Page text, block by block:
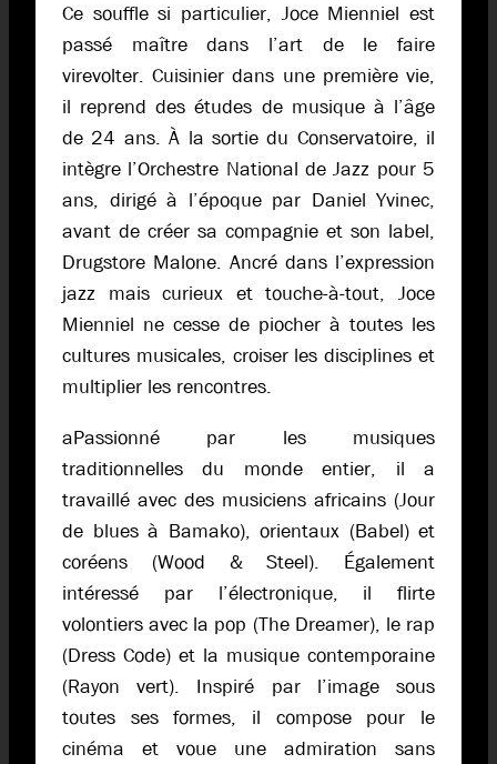
Ce souffle si particulier, Joce Mienniel est
passé maître dans l’art de le faire
virevolter. Cuisinier dans une première vie,
il reprend des études de musique à l’âge
de 24 ans. À la sortie du Conservatoire, il
intègre l’Orchestre National de Jazz pour 5
ans, dirigé à l’époque par Daniel Yvinec,
avant de créer sa compagnie et son label,
Drugstore Malone. Ancré dans l’expression
jazz mais curieux et touche-à-tout, Joce
Mienniel ne cesse de piocher à toutes les
cultures musicales, croiser les disciplines et
multiplier les rencontres.
aPassionné par les musiques
traditionnelles du monde entier, il a
travaillé avec des musiciens africains (Jour
de blues à Bamako), orientaux (Babel) et
coréens (Wood & Steel). Également
intéressé par l’électronique, il flirte
volontiers avec la pop (The Dreamer), le rap
(Dress Code) et la musique contemporaine
(Rayon vert). Inspiré par l’image sous
toutes ses formes, il compose pour le
cinéma et voue une admiration sans